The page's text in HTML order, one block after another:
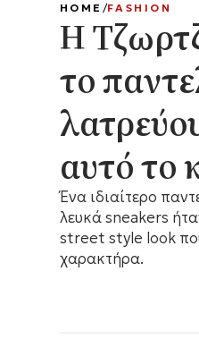
HOME FASHION
Η
το
αυτό το
Ένα ιδιαίτερο
λευκά sneakers
street style look
χαρακτήρα.